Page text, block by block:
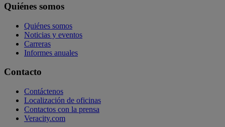
Quiénes somos
Quiénes somos
Noticias y eventos
Carreras
Informes anuales
Contacto
Contáctenos
Localización de oficinas
Contactos con la prensa
Veracity.com